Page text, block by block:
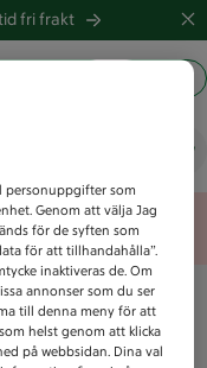
fri frakt
personuppgifter som
Genom att välja Jag
för de syften som
för att tillhandahålla”.
inaktiveras de. Om
annonser som du ser
till denna meny för att
helst genom att klicka
på webbsidan. Dina val